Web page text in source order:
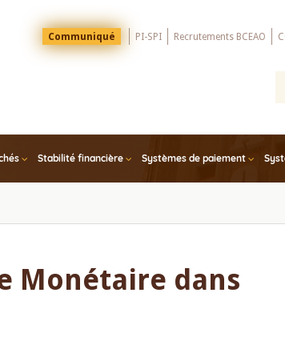
Menu
Top
Communiqué PI-SPI Recrutements BCEAO
Stabilité financière Systèmes de paiement
Monétaire dans